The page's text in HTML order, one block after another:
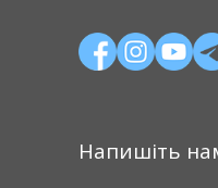
Напишіть